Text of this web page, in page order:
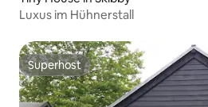
Luxus im Hühnerstall
Superhost
Superhost